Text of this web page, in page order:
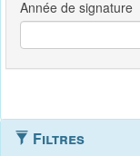
Filtres